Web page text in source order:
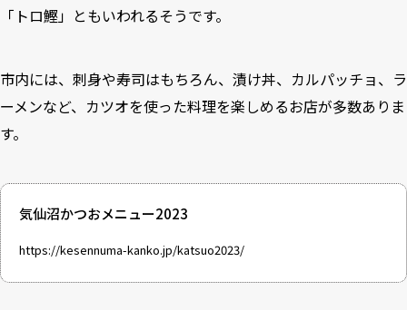
「トロ鰹」ともいわれるそうです。
市内には、刺身や寿司はもちろん、漬け丼、カルパッチョ、ラ
ーメンなど、カツオを使った料理を楽しめるお店が多数ありま
す。
気仙沼かつおメニュー2023
https://kesennuma-kanko.jp/katsuo2023/